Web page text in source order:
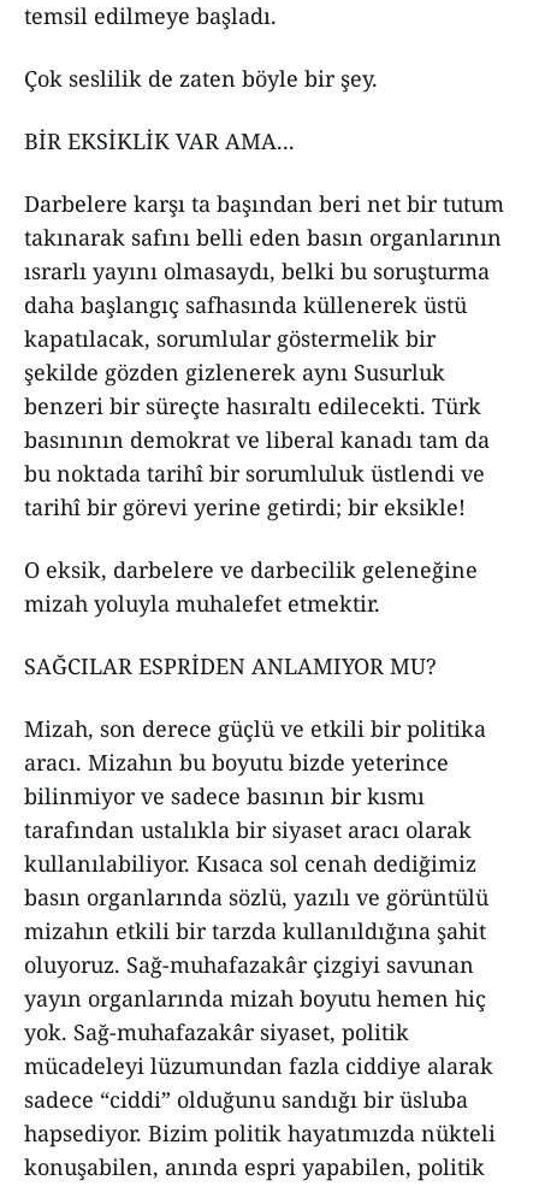
temsil edilmeye başladı.
Çok seslilik de zaten böyle bir şey.
BİR EKSİKLİK VAR AMA...
Darbelere karşı ta başından beri net bir tutum
takınarak safını belli eden basın organlarının
ısrarlı yayını olmasaydı, belki bu soruşturma
daha başlangıç safhasında küllenerek üstü
kapatılacak, sorumlular göstermelik bir
şekilde gözden gizlenerek aynı Susurluk
benzeri bir süreçte hasıraltı edilecekti. Türk
basınının demokrat ve liberal kanadı tam da
bu noktada tarihî bir sorumluluk üstlendi ve
tarihî bir görevi yerine getirdi; bir eksikle!
O eksik, darbelere ve darbecilik geleneğine
mizah yoluyla muhalefet etmektir.
SAĞCILAR ESPRİDEN ANLAMIYOR MU?
Mizah, son derece güçlü ve etkili bir politika
aracı. Mizahın bu boyutu bizde yeterince
bilinmiyor ve sadece basının bir kısmı
tarafından ustalıkla bir siyaset aracı olarak
kullanılabiliyor. Kısaca sol cenah dediğimiz
basın organlarında sözlü, yazılı ve görüntülü
mizahın etkili bir tarzda kullanıldığına şahit
oluyoruz. Sağ-muhafazakâr çizgiyi savunan
yayın organlarında mizah boyutu hemen hiç
yok. Sağ-muhafazakâr siyaset, politik
mücadeleyi lüzumundan fazla ciddiye alarak
sadece “ciddi” olduğunu sandığı bir üsluba
hapsediyor. Bizim politik hayatımızda nükteli
konuşabilen, anında espri yapabilen, politik